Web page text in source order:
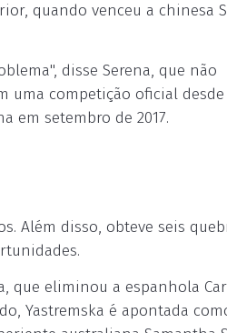
quando venceu a chinesa
disse Serena, que não
uma competição oficial desde
em setembro de 2017.
Além disso, obteve seis
que eliminou a espanhola
Yastremska é apontada